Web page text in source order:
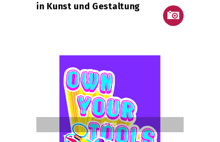
in Kunst und Gestaltung
© ds